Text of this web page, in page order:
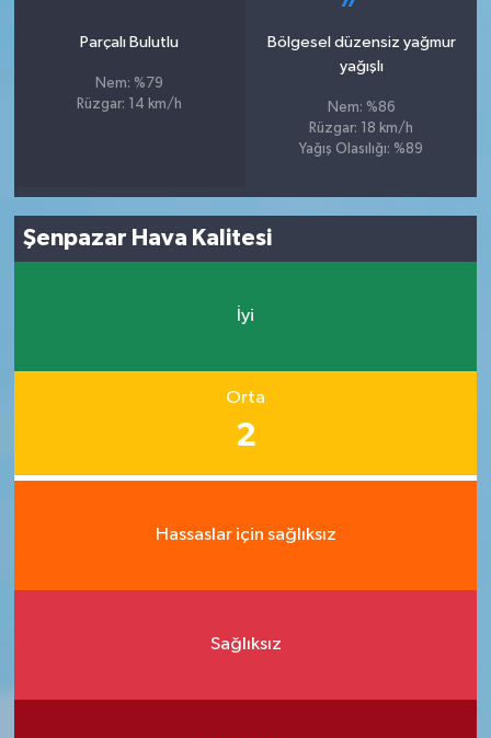
Parçalı Bulutlu
Nem: %79
Rüzgar: 14 km/h
Bölgesel düzensiz yağmur
yağışlı
Nem: %86
Rüzgar: 18 km/h
Yağış Olasılığı: %89
Şenpazar Hava Kalitesi
İyi
Orta
2
Hassaslar için sağlıksız
Sağlıksız